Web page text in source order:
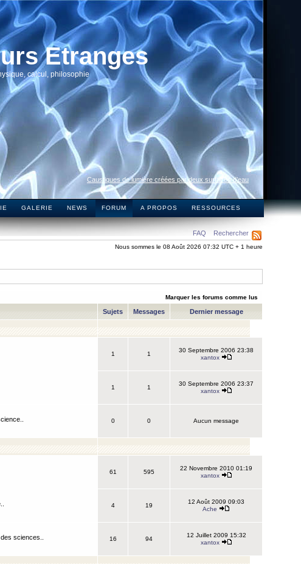
Etranges
calcul, philosophie
Caustiques de lumière créées par deux surfaces d’eau
GALERIE NEWS FORUM A PROPOS RESSOURCES
FAQ Rechercher
Nous sommes le 08 Août 2026 07:32 UTC + 1 heure
Marquer les forums comme lus
Sujets Messages Dernier message
1 1
30 Septembre 2006 23:38
xantox
1 1
30 Septembre 2006 23:37
xantox
0 0 Aucun message
61 595
22 Novembre 2010 01:19
xantox
4 19
12 Août 2009 09:03
Ache
sciences..
16 94
12 Juillet 2009 15:32
xantox